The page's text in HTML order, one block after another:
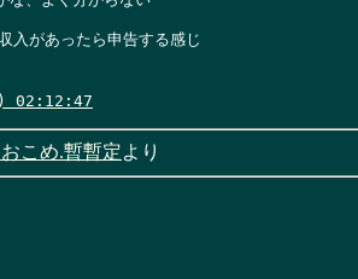
入があったら申告する感じ
) 02:12:47
こめ.暫暫定より